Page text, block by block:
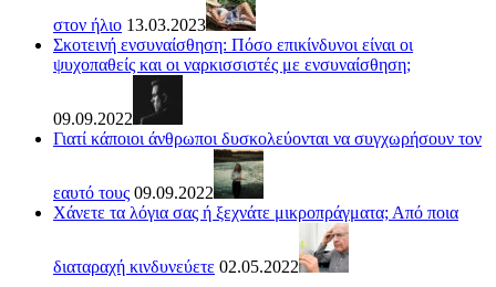
στον ήλιο 13.03.2023
Σκοτεινή ενσυναίσθηση: Πόσο επικίνδυνοι είναι οι
ψυχοπαθείς και οι ναρκισσιστές με ενσυναίσθηση;
09.09.2022
Γιατί κάποιοι άνθρωποι δυσκολεύονται να συγχωρήσουν τον
εαυτό τους 09.09.2022
Χάνετε τα λόγια σας ή ξεχνάτε μικροπράγματα; Από ποια
διαταραχή κινδυνεύετε 02.05.2022